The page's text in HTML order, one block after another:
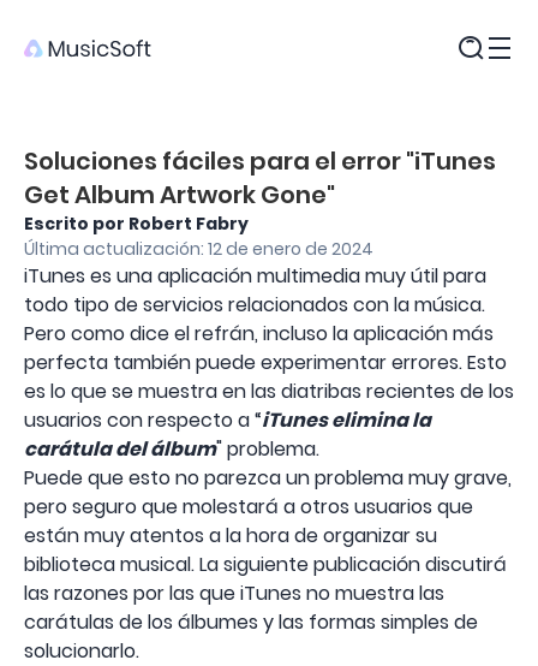
Soluciones fáciles para el error "iTunes
Get Album Artwork Gone"
Escrito por Robert Fabry
Última actualización: 12 de enero de 2024
iTunes es una aplicación multimedia muy útil para
todo tipo de servicios relacionados con la música.
Pero como dice el refrán, incluso la aplicación más
perfecta también puede experimentar errores. Esto
es lo que se muestra en las diatribas recientes de los
usuarios con respecto a “iTunes elimina la
carátula del álbum" problema.
Puede que esto no parezca un problema muy grave,
pero seguro que molestará a otros usuarios que
están muy atentos a la hora de organizar su
biblioteca musical. La siguiente publicación discutirá
las razones por las que iTunes no muestra las
carátulas de los álbumes y las formas simples de
solucionarlo.